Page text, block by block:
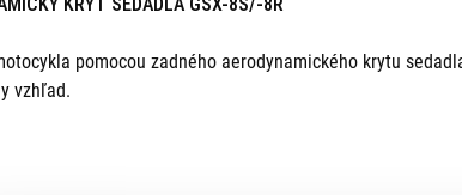
pomocou zadného aerodynamického krytu
vzhľad.